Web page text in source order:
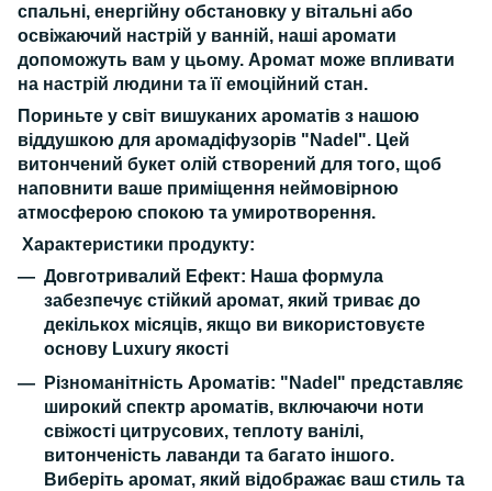
спальні, енергійну обстановку у вітальні або
освіжаючий настрій у ванній, наші аромати
допоможуть вам у цьому. Аромат може впливати
на настрій людини та її емоційний стан.
Пориньте у світ вишуканих ароматів з нашою
віддушкою для аромадіфузорів "Nadel". Цей
витончений букет олій створений для того, щоб
наповнити ваше приміщення неймовірною
атмосферою спокою та умиротворення.
Характеристики продукту:
Довготривалий Ефект: Наша формула
забезпечує стійкий аромат, який триває до
декількох місяців, якщо ви використовуєте
основу Luxury якості
Різноманітність Ароматів: "Nadel" представляє
широкий спектр ароматів, включаючи ноти
свіжості цитрусових, теплоту ванілі,
витонченість лаванди та багато іншого.
Виберіть аромат, який відображає ваш стиль та